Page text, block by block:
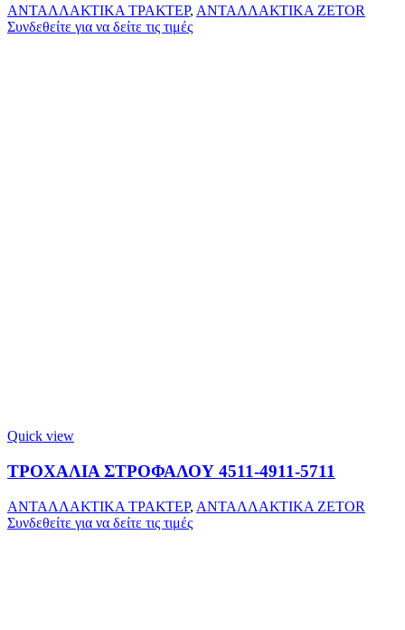
ΑΝΤΑΛΛΑΚΤΙΚΑ ΤΡΑΚΤΕΡ, ΑΝΤΑΛΛΑΚΤΙΚΑ ZETOR
Συνδεθείτε για να δείτε τις τιμές
Quick view
ΤΡΟΧΑΛΙΑ ΣΤΡΟΦΑΛΟΥ 4511-4911-5711
ΑΝΤΑΛΛΑΚΤΙΚΑ ΤΡΑΚΤΕΡ, ΑΝΤΑΛΛΑΚΤΙΚΑ ZETOR
Συνδεθείτε για να δείτε τις τιμές